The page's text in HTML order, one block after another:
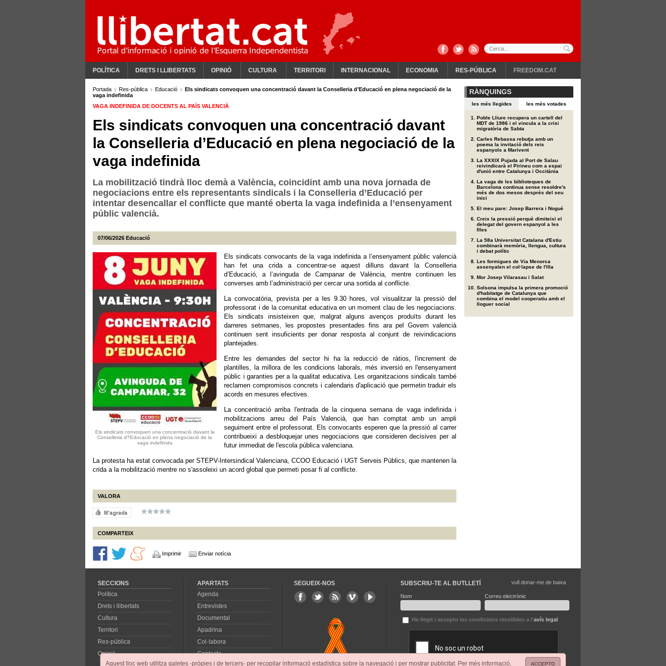
ACCEPTO
Aquest lloc web utilitza galetes -pròpies i de tercers- per recopilar informació estadística sobre la navegació i per mostrar publicitat. Per més informació,
POLÍTICA DRETS I LLIBERTATS OPINIÓ CULTURA TERRITORI INTERNACIONAL ECONOMIA RES-PÚBLICA FREEDOM.CAT
Portada Res-pública Educació
Els sindicats convoquen una concentració davant la Conselleria d’Educació en plena negociació de la
vaga indefinida
VAGA INDEFINIDA DE DOCENTS AL PAÍS VALENCIÀ
Els sindicats convoquen una concentració davant
la Conselleria d’Educació en plena negociació de la
vaga indefinida
La mobilització tindrà lloc demà a València, coincidint amb una nova jornada de
negociacions entre els representants sindicals i la Conselleria d’Educació per
intentar desencallar el conflicte que manté oberta la vaga indefinida a l’ensenyament
públic valencià.
07/06/2026 Educació
Els sindicats convoquen una concentració davant la
Conselleria d?Educació en plena negociació de la
vaga indefinida
Els sindicats convocants de la vaga indefinida a l’ensenyament públic valencià
han fet una crida a concentrar-se aquest dilluns davant la Conselleria
d’Educació, a l’avinguda de Campanar de València, mentre continuen les
converses amb l’administració per cercar una sortida al conflicte.
La convocatòria, prevista per a les 9.30 hores, vol visualitzar la pressió del
professorat i de la comunitat educativa en un moment clau de les negociacions.
Els sindicats insisteixen que, malgrat alguns avenços produïts durant les
darreres setmanes, les propostes presentades fins ara pel Govern valencià
continuen sent insuficients per donar resposta al conjunt de reivindicacions
plantejades.
Entre les demandes del sector hi ha la reducció de ràtios, l'increment de
plantilles, la millora de les condicions laborals, més inversió en l'ensenyament
públic i garanties per a la qualitat educativa. Les organitzacions sindicals també
reclamen compromisos concrets i calendaris d'aplicació que permetin traduir els
acords en mesures efectives.
La concentració arriba l'entrada de la cinquena semana de vaga indefinida i
mobilitzacions arreu del País Valencià, que han comptat amb un ampli
seguiment entre el professorat. Els convocants esperen que la pressió al carrer
contribueixi a desbloquejar unes negociacions que consideren decisives per al
futur immediat de l'escola pública valenciana.
La protesta ha estat convocada per STEPV-Intersindical Valenciana, CCOO Educació i UGT Serveis Públics, que mantenen la
crida a la mobilització mentre no s'assoleixi un acord global que permeti posar fi al conflicte.
VALORA
COMPARTEIX
Imprimir Enviar notícia
RÀNQUINGS
les més llegides les més votades
Poble Lliure recupera un cartell del
MDT de 1986 i el vincula a la crisi
migratòria de Sabta
Carles Rebassa rebutja amb un
poema la invitació dels reis
espanyols a Marivent
La XXXIX Pujada al Port de Salau
reivindicarà el Pirineu com a espai
d'unió entre Catalunya i Occitània
La vaga de les biblioteques de
Barcelona continua sense resoldre's
més de dos mesos després del seu
inici
El meu pare: Josep Barrera i Nogué
Creix la pressió perquè dimiteixi el
delegat del govern espanyol a les
Illes
La 58a Universitat Catalana d'Estiu
combinarà memòria, llengua, cultura
i debat polític
Les formigues de Via Menorca
assenyalen el col·lapse de l'illa
Mor Josep Vilarasau i Salat
Solsona impulsa la primera promoció
d'habitatge de Catalunya que
combina el model cooperatiu amb el
lloguer social
SECCIONS
Política
Drets i llibertats
Cultura
Territori
Res-pública
Opinió
APARTATS
Agenda
Entrevistes
Documental
Apadrina
Col·labora
Contacte
SEGUEIX-NOS SUBSCRIU-TE AL BUTLLETÍ
Nom Correu electrònic
He llegit i accepto les condicions recollides a l'avís legal
vull donar-me de baixa